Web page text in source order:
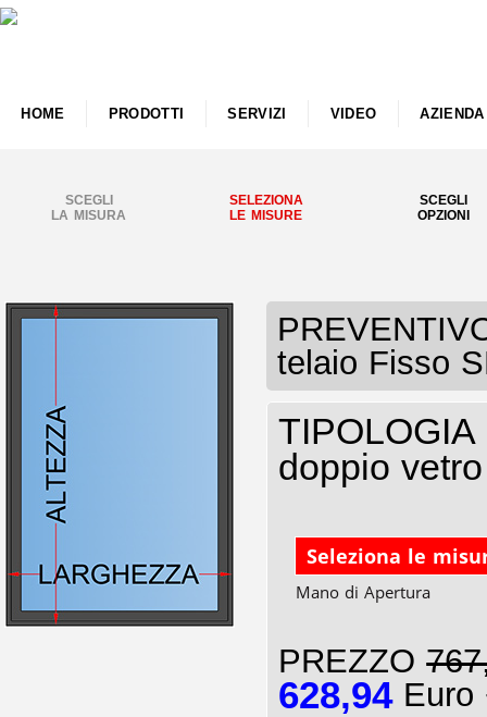
HOME PRODOTTI SERVIZI VIDEO AZIENDA
SCEGLI
LA MISURA
SELEZIONA
LE MISURE
SCEGLI
OPZIONI
telaio Fisso
doppio vetro
Seleziona le
Mano di Apertura
PREZZO
628,94Euro